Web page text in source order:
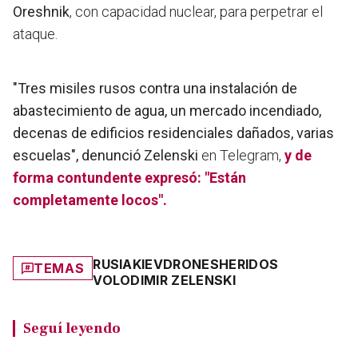
Oreshnik, con capacidad nuclear, para perpetrar el
ataque.
"Tres misiles rusos contra una instalación de
abastecimiento de agua, un mercado incendiado,
decenas de edificios residenciales dañados, varias
escuelas", denunció Zelenski en Telegram, y de
forma contundente expresó: "Están
completamente locos".
TEMAS RUSIAKIEVDRONESHERIDOS
VOLODIMIR ZELENSKI
Seguí leyendo